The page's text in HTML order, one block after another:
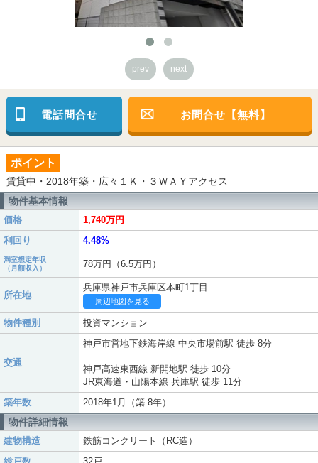
prev next
電話問合せ お問合せ【無料】
ポイント
賃貸中・2018年築・広々１Ｋ・３ＷＡＹアクセス
物件基本情報
価格
1,740万円
利回り
4.48%
満室想定年収
（月額収入）
78万円（6.5万円）
所在地
兵庫県神戸市兵庫区本町1丁目
周辺地図を見る
物件種別 投資マンション
交通
神戸市営地下鉄海岸線 中央市場前駅 徒歩 8分
神戸高速東西線 新開地駅 徒歩 10分
JR東海道・山陽本線 兵庫駅 徒歩 11分
築年数
2018年1月（築 8年）
物件詳細情報
建物構造
鉄筋コンクリート（RC造）